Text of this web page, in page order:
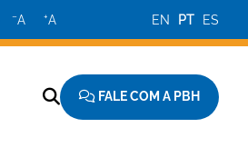
−A +A EN PT ES
FALE COM A PBH